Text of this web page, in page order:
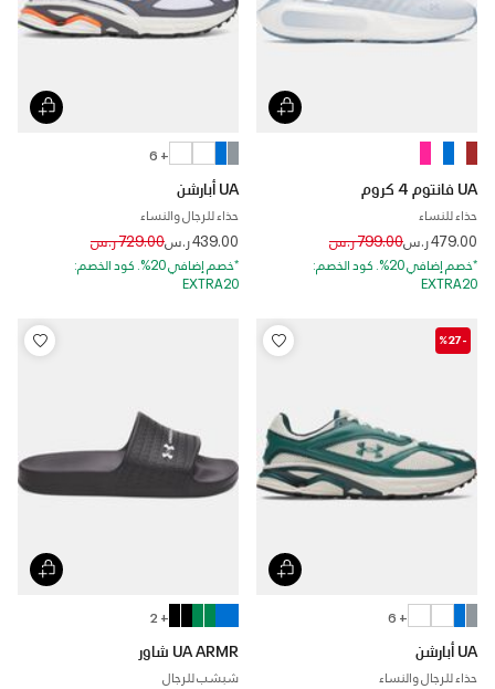
UA فانتوم 4 كروم
حذاء للنساء
479.00 ر.س Price reduced from
799.00 ر.س to
*خصم إضافي 20%. كود الخصم:
EXTRA20
+ 6
UA أبارشن
حذاء للرجال والنساء
439.00 ر.س Price reduced from
729.00 ر.س to
*خصم إضافي 20%. كود الخصم:
EXTRA20
-%27
+ 6
UA أبارشن
حذاء للرجال والنساء
+ 2
UA ARMR شاور
شبشب للرجال